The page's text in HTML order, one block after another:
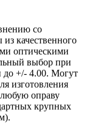
со
качественного
оптическими
выбор при
до +/- 4.00. Могут
изготовления
оправу
крупных